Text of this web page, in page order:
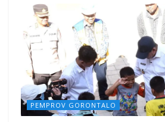
PEMPROV GORONTALO